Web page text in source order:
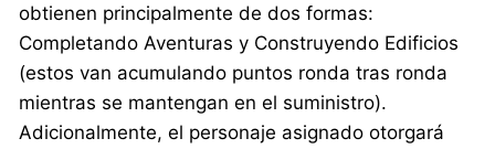
obtienen principalmente de dos formas:
Completando Aventuras y Construyendo Edificios
(estos van acumulando puntos ronda tras ronda
mientras se mantengan en el suministro).
Adicionalmente, el personaje asignado otorgará